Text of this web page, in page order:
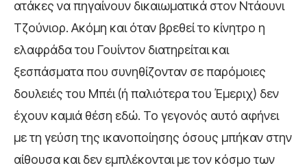
ατάκες να πηγαίνουν δικαιωματικά στον Ντάουνι
Τζούνιορ. Ακόμη και όταν βρεθεί το κίνητρο η
ελαφράδα του Γουίντον διατηρείται και
ξεσπάσματα που συνηθίζονταν σε παρόμοιες
δουλειές του Μπέι (ή παλιότερα του Έμεριχ) δεν
έχουν καμιά θέση εδώ. Το γεγονός αυτό αφήνει
με τη γεύση της ικανοποίησης όσους μπήκαν στην
αίθουσα και δεν εμπλέκονται με τον κόσμο των